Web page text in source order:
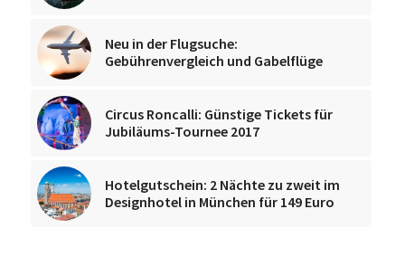
Neu in der Flugsuche:
Gebührenvergleich und Gabelflüge
Circus Roncalli: Günstige Tickets für
Jubiläums-Tournee 2017
Hotelgutschein: 2 Nächte zu zweit im
Designhotel in München für 149 Euro